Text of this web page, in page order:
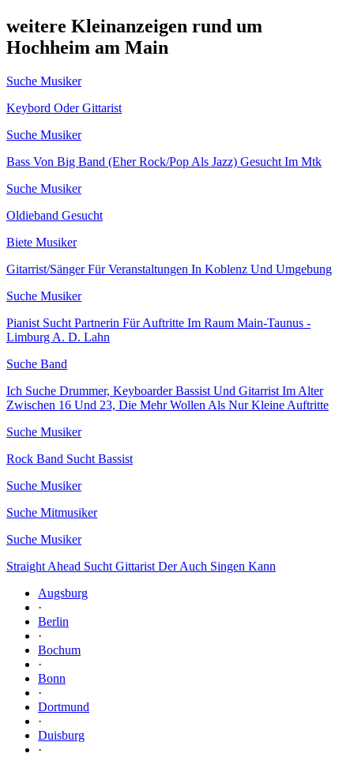
weitere Kleinanzeigen rund um
Hochheim am Main
Suche Musiker
Keybord Oder Gittarist
Suche Musiker
Bass Von Big Band (Eher Rock/Pop Als Jazz) Gesucht Im Mtk
Suche Musiker
Oldieband Gesucht
Biete Musiker
Gitarrist/Sänger Für Veranstaltungen In Koblenz Und Umgebung
Suche Musiker
Pianist Sucht Partnerin Für Auftritte Im Raum Main-Taunus -
Limburg A. D. Lahn
Suche Band
Ich Suche Drummer, Keyboarder Bassist Und Gitarrist Im Alter
Zwischen 16 Und 23, Die Mehr Wollen Als Nur Kleine Auftritte
Suche Musiker
Rock Band Sucht Bassist
Suche Musiker
Suche Mitmusiker
Suche Musiker
Straight Ahead Sucht Gittarist Der Auch Singen Kann
Augsburg
·
Berlin
·
Bochum
·
Bonn
·
Dortmund
·
Duisburg
·